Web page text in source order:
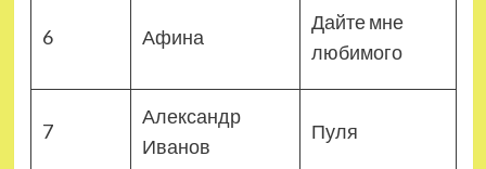
6 Афина
Дайте мне
любимого
7
Александр
Иванов
Пуля